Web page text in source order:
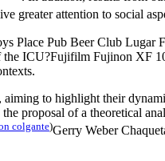
greater attention to social
Place Pub Beer Club Lugar
the ICU?Fujifilm Fujinon XF
to highlight their
proposal of a theoretical
colgante)Gerry Weber